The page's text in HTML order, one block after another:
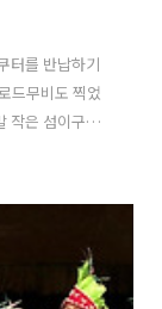
터를 반납하기
드무비도 찍었
은 섬이구나 ]
씨가 많이 흐리
고 달리다가 종
일랜드의 수도
요. 사실 타운
는 장소도 아니